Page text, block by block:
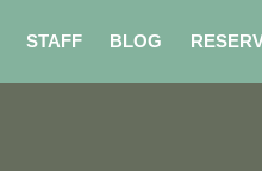
STAFF BLOG